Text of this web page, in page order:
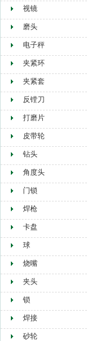
视镜
磨头
电子秤
夹紧环
夹紧套
反镗刀
打磨片
皮带轮
钻头
角度头
门锁
焊枪
卡盘
球
烧嘴
夹头
锁
焊接
砂轮